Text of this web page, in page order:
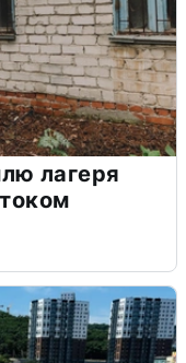
лагеря